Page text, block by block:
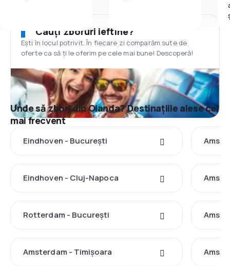
Cauți zboruri ieftine?
Ești în locul potrivit. În fiecare zi comparăm sute de
oferte ca să ți le oferim pe cele mai bune! Descoperă!
Unde să zbori din Olanda? Destinațiile alese cel
mai frecvent
Eindhoven - București
Eindhoven - Cluj-Napoca
Rotterdam - București
Amsterdam - Timișoara